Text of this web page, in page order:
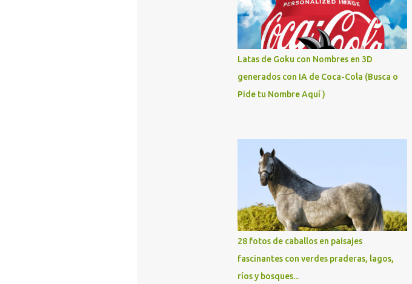
Latas de Goku con Nombres en 3D
generados con IA de Coca-Cola (Busca o
Pide tu Nombre Aquí )
28 fotos de caballos en paisajes
fascinantes con verdes praderas, lagos,
ríos y bosques...